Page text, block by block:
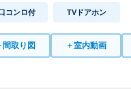
コンロ付 TVドアホン
間取り図 ＋室内動画